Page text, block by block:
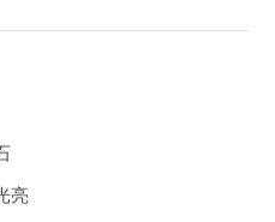
亮